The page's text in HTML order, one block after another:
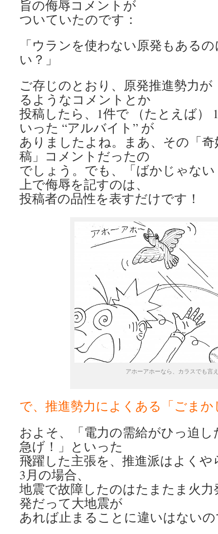
旨の侮辱コメントが
ついていたのです：
「ウランを使わない原発もある
い？」
ご存じのとおり、原発推進勢力
るようなコメントとか
投稿したら、1件で （たとえば）
いった “アルバイト” が
ありましたよね。まあ、その「
稿」コメントだったの
でしょう。でも、「ばかじゃな
上で侮辱を記すのは、
投稿者の品性を表すだけです！
アホーアホーなら、カラスでも言
で、推進勢力によくある「ごまか
およそ、「電力の需給がひっ迫
急げ！」といった
飛躍した主張を、推進派はよくや
3月の場合、
地震で故障したのはたまたま火
発だって大地震が
あれば止まることに違いはない